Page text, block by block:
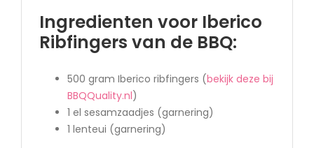
Ingredienten voor Iberico
Ribfingers van de BBQ:
500 gram Iberico ribfingers (bekijk deze bij
BBQQuality.nl)
1 el sesamzaadjes (garnering)
1 lenteui (garnering)